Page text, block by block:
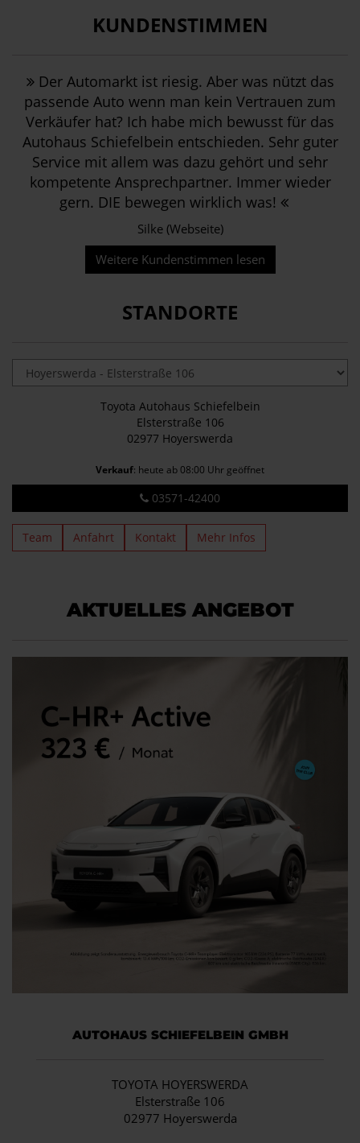
KUNDENSTIMMEN
Der Automarkt ist riesig. Aber was nützt das
passende Auto wenn man kein Vertrauen zum
Verkäufer hat? Ich habe mich bewusst für das
Autohaus Schiefelbein entschieden. Sehr guter
Service mit allem was dazu gehört und sehr
kompetente Ansprechpartner. Immer wieder
gern. DIE bewegen wirklich was!
Silke (Webseite)
Weitere Kundenstimmen lesen
STANDORTE
Toyota Autohaus Schiefelbein
Elsterstraße 106
02977 Hoyerswerda
Verkauf: heute ab 08:00 Uhr geöffnet
03571-42400
Team Anfahrt Kontakt Mehr Infos
AKTUELLES ANGEBOT
AUTOHAUS SCHIEFELBEIN GMBH
TOYOTA HOYERSWERDA
Elsterstraße 106
02977 Hoyerswerda